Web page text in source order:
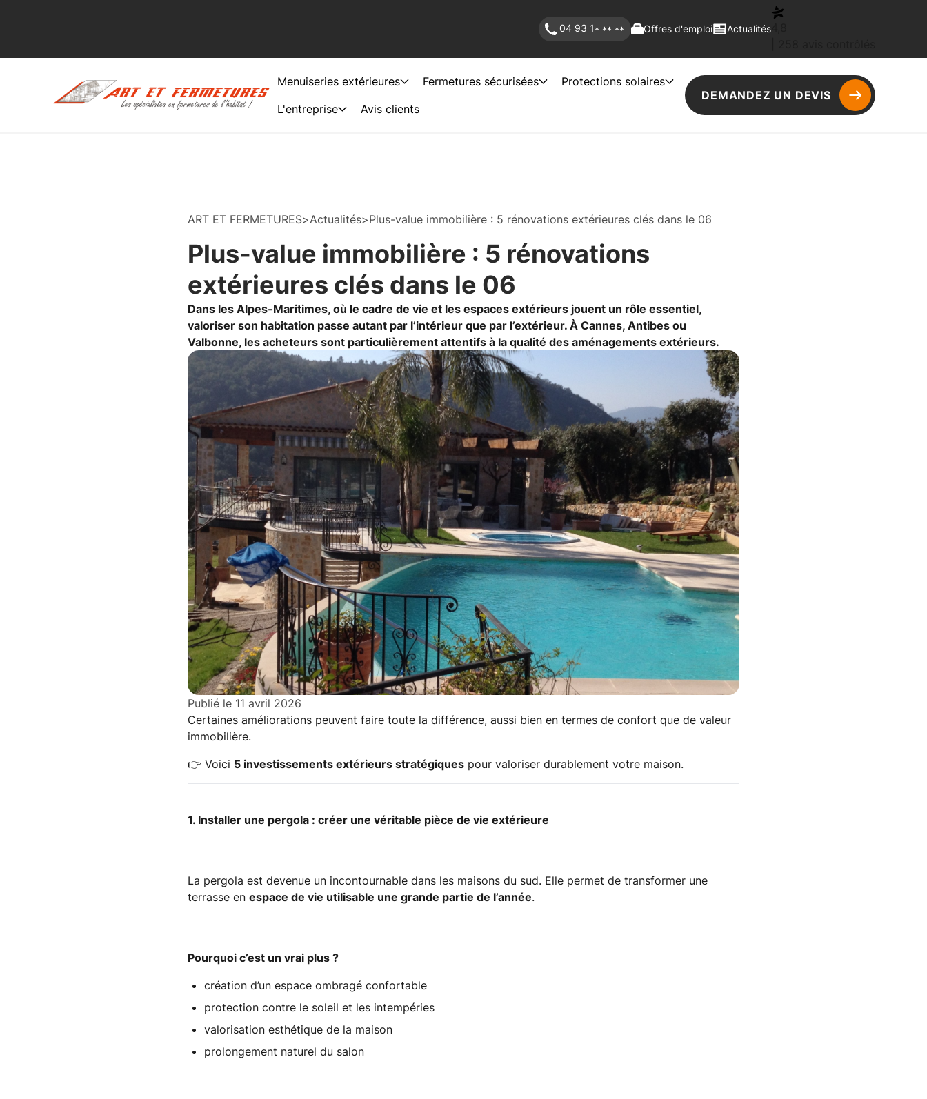
04 93 1* ** ** Offres d'emploi Actualités4,8
Menuiseries extérieures Fermetures sécurisées
Protections solaires
L'entreprise
Avis clients
DEMANDEZ UN DEVIS
ART ET FERMETURES>Actualités>Plus-value immobilière : 5 rénovations extérieures clés dans le 06
Plus-value immobilière : 5 rénovations
extérieures clés dans le 06
Dans les Alpes-Maritimes, où le cadre de vie et les espaces extérieurs jouent un rôle essentiel,
valoriser son habitation passe autant par l’intérieur que par l’extérieur. À Cannes, Antibes ou
Valbonne, les acheteurs sont particulièrement attentifs à la qualité des aménagements extérieurs.
Publié le 11 avril 2026
Certaines améliorations peuvent faire toute la différence, aussi bien en termes de confort que de valeur
immobilière.
👉 Voici 5 investissements extérieurs stratégiques pour valoriser durablement votre maison.
1. Installer une pergola : créer une véritable pièce de vie extérieure
La pergola est devenue un incontournable dans les maisons du sud. Elle permet de transformer une
terrasse en espace de vie utilisable une grande partie de l’année.
Pourquoi c’est un vrai plus ?
création d’un espace ombragé confortable
protection contre le soleil et les intempéries
valorisation esthétique de la maison
prolongement naturel du salon